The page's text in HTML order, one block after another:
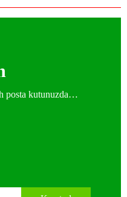
posta kutunuzda…